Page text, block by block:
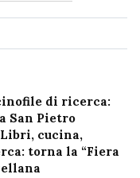
di ricerca:
San Pietro
Libri, cucina,
torna la “Fiera